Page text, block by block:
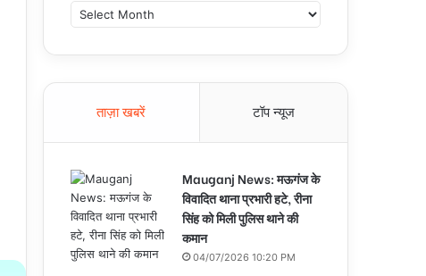
c
e
ताज़ा खबरें टॉप न्यूज
Mauganj News: मऊगंज के
विवादित थाना प्रभारी हटे, रीना
सिंह को मिली पुलिस थाने की
कमान
04/07/2026 10:20 PM